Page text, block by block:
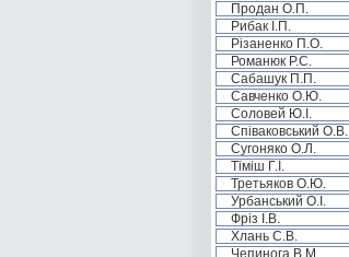
Продан О.П.
Рибак І.П.
Різаненко П.О.
Романюк Р.С.
Сабашук П.П.
Савченко О.Ю.
Соловей Ю.І.
Співаковський О.В.
Сугоняко О.Л.
Тіміш Г.І.
Третьяков О.Ю.
Урбанський О.І.
Фріз І.В.
Хлань С.В.
Чепинога В.М.